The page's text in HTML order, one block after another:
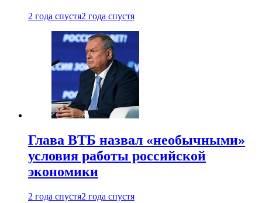
2 года спустя2 года спустя
Глава ВТБ назвал «необычными»
условия работы российской
экономики
2 года спустя2 года спустя